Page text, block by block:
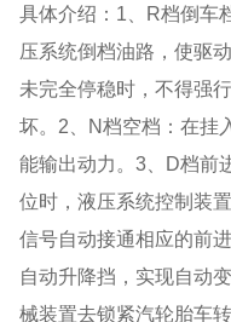
具体介绍：1、R档倒车
压系统倒档油路，使驱
未完全停稳时，不得强
坏。2、N档空档：在挂
能输出动力。3、D档前
位时，液压系统控制装
信号自动接通相应的前
自动升降挡，实现自动
械装置去锁紧汽轮胎车